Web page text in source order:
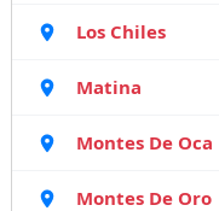
Los Chiles
Matina
Montes De Oca
Montes De Oro